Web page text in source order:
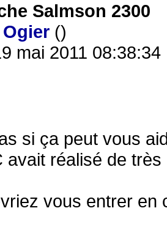
Salmson 2300
Ogier ()
mai 2011 08:38:34
si ça peut vous
avait réalisé de
vous entrer en